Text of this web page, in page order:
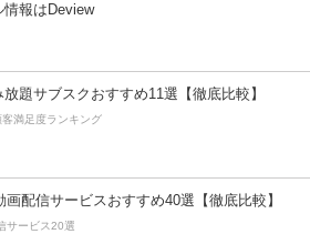
情報はDeview
題サブスクおすすめ11選【徹底比較】
客満足度ランキング
画配信サービスおすすめ40選【徹底比較】
サービス20選